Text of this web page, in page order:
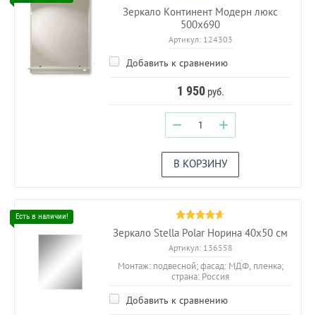
Зеркало Континент Модерн люкс
500х690
Артикул:124303
Добавить к сравнению
1 950руб.
− +
В КОРЗИНУ
Зеркало Stella Polar Норина 40х50 см
Артикул:136558
Монтаж: подвесной; фасад: МДФ, пленка;
страна: Россия
Добавить к сравнению